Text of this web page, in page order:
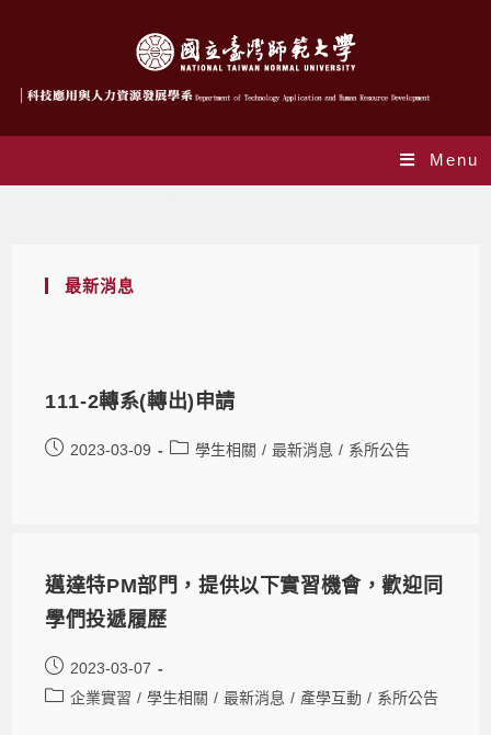
Menu
最新消息
111-2轉系(轉出)申請
2023-03-09 學生相關 / 最新消息 / 系所公告
邁達特PM部門，提供以下實習機會，歡迎同
學們投遞履歷
2023-03-07
企業實習 / 學生相關 / 最新消息 / 產學互動 / 系所公告